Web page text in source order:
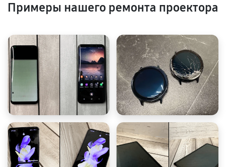
Примеры нашего ремонта проектора